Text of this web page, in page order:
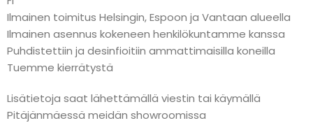
Ilmainen toimitus Helsingin, Espoon ja Vantaan alueella
Ilmainen asennus kokeneen henkilökuntamme kanssa
Puhdistettiin ja desinfioitiin ammattimaisilla koneilla
Tuemme kierrätystä
Lisätietoja saat lähettämällä viestin tai käymällä
Pitäjänmäessä meidän showroomissa